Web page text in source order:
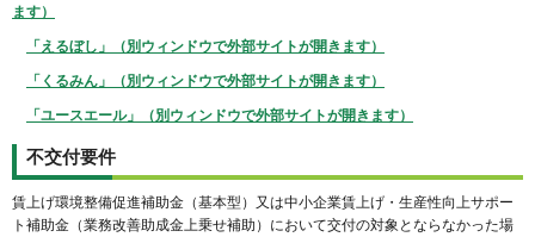
ます）
「えるぼし」（別ウィンドウで外部サイトが開きます）
「くるみん」（別ウィンドウで外部サイトが開きます）
「ユースエール」（別ウィンドウで外部サイトが開きます）
不交付要件
賃上げ環境整備促進補助金（基本型）又は中小企業賃上げ・生産性向上サポー
ト補助金（業務改善助成金上乗せ補助）において交付の対象とならなかった場